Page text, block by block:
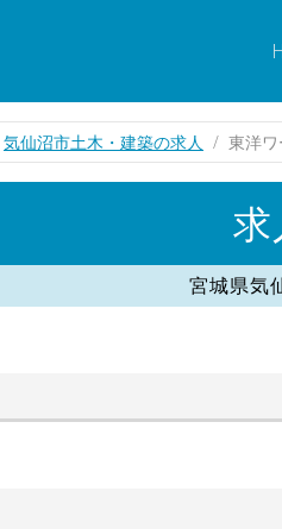
気仙沼市土木・建築の求人 東洋
求
宮城県気